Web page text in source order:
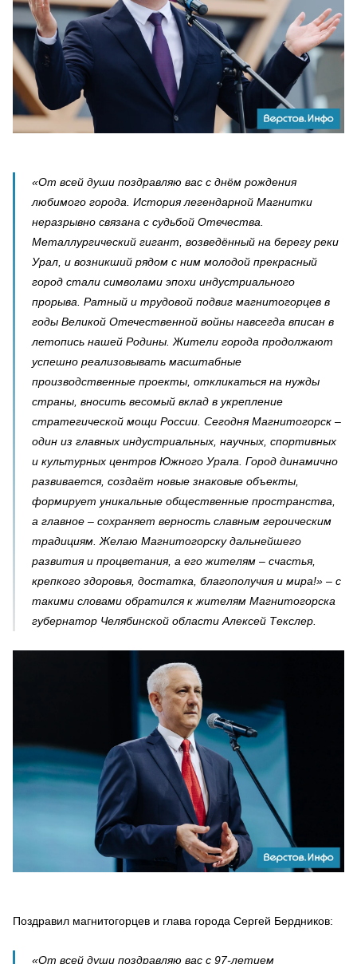
«От всей души поздравляю вас с днём рождения
любимого города. История легендарной Магнитки
неразрывно связана с судьбой Отечества.
Металлургический гигант, возведённый на берегу реки
Урал, и возникший рядом с ним молодой прекрасный
город стали символами эпохи индустриального
прорыва. Ратный и трудовой подвиг магнитогорцев в
годы Великой Отечественной войны навсегда вписан в
летопись нашей Родины. Жители города продолжают
успешно реализовывать масштабные
производственные проекты, откликаться на нужды
страны, вносить весомый вклад в укрепление
стратегической мощи России. Сегодня Магнитогорск –
один из главных индустриальных, научных, спортивных
и культурных центров Южного Урала. Город динамично
развивается, создаёт новые знаковые объекты,
формирует уникальные общественные пространства,
а главное – сохраняет верность славным героическим
традициям. Желаю Магнитогорску дальнейшего
развития и процветания, а его жителям – счастья,
крепкого здоровья, достатка, благополучия и мира!» – с
такими словами обратился к жителям Магнитогорска
губернатор Челябинской области Алексей Текслер.
Поздравил магнитогорцев и глава города Сергей Бердников:
«От всей души поздравляю вас с 97-летием